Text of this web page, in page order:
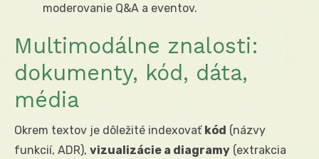
moderovanie Q&A a eventov.
Multimodálne znalosti:
dokumenty, kód, dáta,
média
Okrem textov je dôležité indexovať kód (názvy
funkcií, ADR), vizualizácie a diagramy (extrakcia